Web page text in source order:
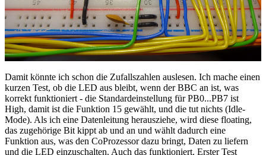
Damit könnte ich schon die Zufallszahlen auslesen. Ich mache einen
kurzen Test, ob die LED aus bleibt, wenn der BBC an ist, was
korrekt funktioniert - die Standardeinstellung für PB0...PB7 ist
High, damit ist die Funktion 15 gewählt, und die tut nichts (Idle-
Mode). Als ich eine Datenleitung herausziehe, wird diese floating,
das zugehörige Bit kippt ab und an und wählt dadurch eine
Funktion aus, was den CoProzessor dazu bringt, Daten zu liefern
und die LED einzuschalten. Auch das funktioniert. Erster Test